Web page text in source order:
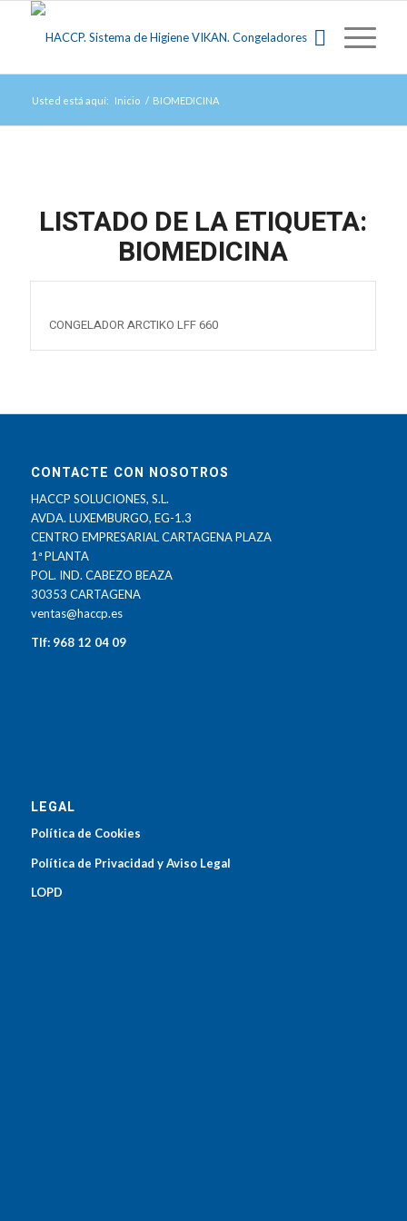
Usted está aquí: Inicio / BIOMEDICINA
LISTADO DE LA ETIQUETA:
BIOMEDICINA
CONGELADOR ARCTIKO LFF 660
CONTACTE CON NOSOTROS
HACCP SOLUCIONES, S.L.
AVDA. LUXEMBURGO, EG-1.3
CENTRO EMPRESARIAL CARTAGENA PLAZA
1ª PLANTA
POL. IND. CABEZO BEAZA
30353 CARTAGENA
ventas@haccp.es
Tlf: 968 12 04 09
LEGAL
Política de Cookies
Política de Privacidad y Aviso Legal
LOPD